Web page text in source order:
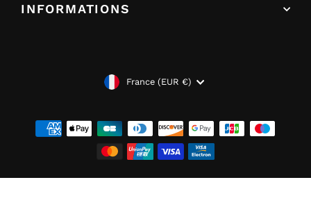
INFORMATIONS
DEVISEFrance (EUR €)